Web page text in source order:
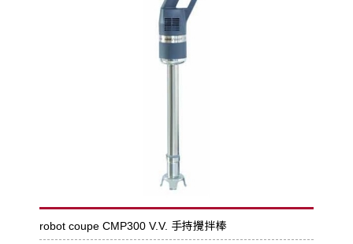
robot coupe CMP300 V.V. 手持攪拌棒